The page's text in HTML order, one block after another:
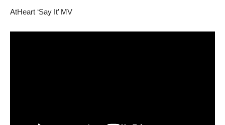
AtHeart ‘Say It’ MV